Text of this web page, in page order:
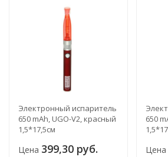
Электронный испаритель
650 mAh, UGO-V2, красный
1,5*17,5см
Цена 399,30 руб.
650
Цена